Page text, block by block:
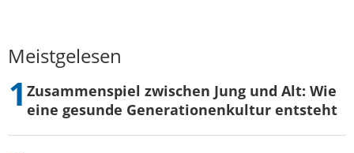
Meistgelesen
Zusammenspiel zwischen Jung und Alt: Wie
eine gesunde Generationenkultur entsteht